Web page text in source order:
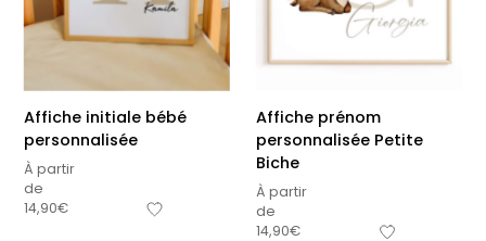
Affiche initiale bébé
personnalisée
À partir
de
14,90€
Affiche prénom
personnalisée Petite
Biche
À partir
de
14,90€